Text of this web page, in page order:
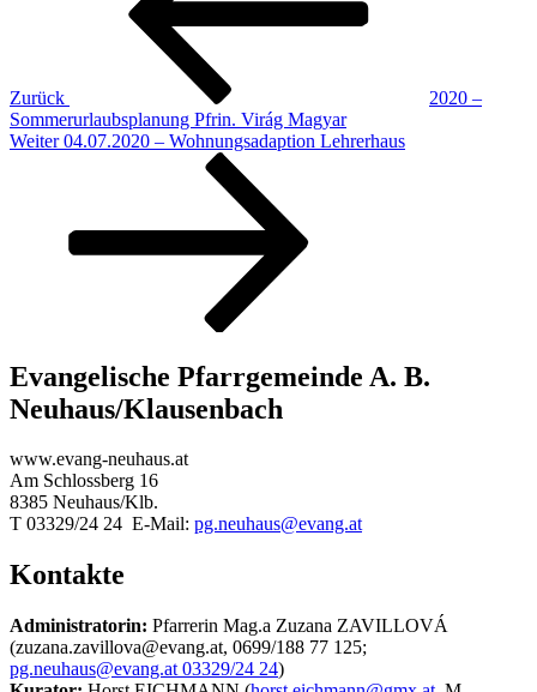
Zurück
2020 –
Sommerurlaubsplanung Pfrin. Virág Magyar
Nächster
Weiter 04.07.2020 – Wohnungsadaption Lehrerhaus
Evangelische Pfarrgemeinde A. B.
Neuhaus/Klausenbach
www.evang-neuhaus.at
Am Schlossberg 16
8385 Neuhaus/Klb.
T 03329/24 24 E-Mail: pg.neuhaus@evang.at
Kontakte
Administratorin: Pfarrerin Mag.a Zuzana ZAVILLOVÁ
(zuzana.zavillova@evang.at, 0699/188 77 125;
pg.neuhaus@evang.at 03329/24 24)